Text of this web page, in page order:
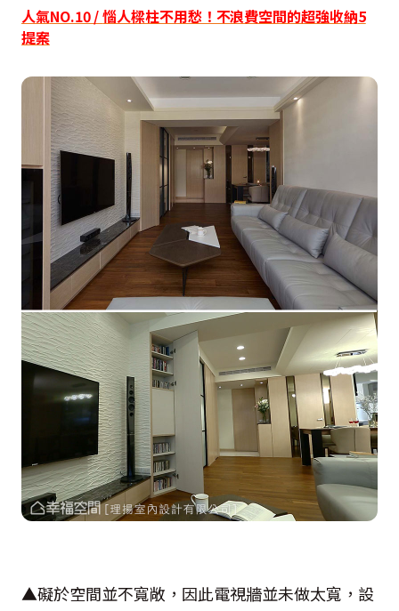
人氣NO.10 /惱人樑柱不用愁！不浪費空間的超強收納5
提案
▲礙於空間並不寬敞，因此電視牆並未做太寬，設